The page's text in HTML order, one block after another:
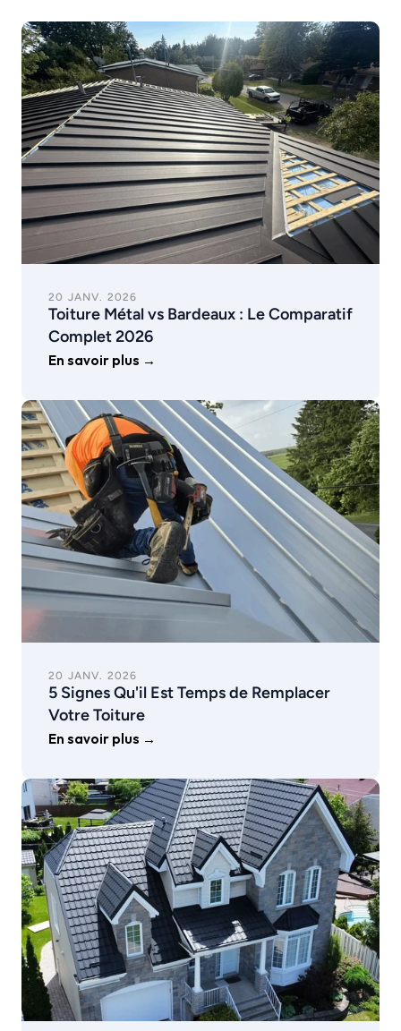
20 JANV. 2026
Toiture Métal vs Bardeaux : Le Comparatif
Complet 2026
En savoir plus →
20 JANV. 2026
5 Signes Qu'il Est Temps de Remplacer
Votre Toiture
En savoir plus →